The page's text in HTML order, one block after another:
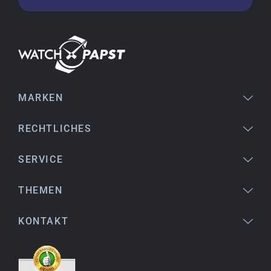
Jessica E.
Perfekter Service und sehr schöne Uhr. Vielen
Dank :-)
Bogdan B.
really a time capsule! Very satisfied to find such
Ich komme aus den USA (Buffalo, NY) und habe
Sehr empfehlenswert!
MARKEN
RECHTLICHES
SERVICE
THEMEN
KONTAKT